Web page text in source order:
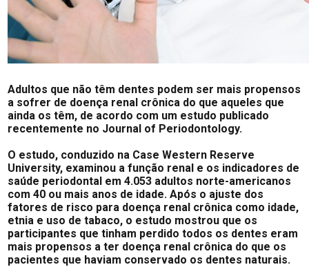
Adultos que não têm dentes podem ser mais propensos
a sofrer de doença renal crônica do que aqueles que
ainda os têm, de acordo com um estudo publicado
recentemente no Journal of Periodontology.
O estudo, conduzido na Case Western Reserve
University, examinou a função renal e os indicadores de
saúde periodontal em 4.053 adultos norte-americanos
com 40 ou mais anos de idade. Após o ajuste dos
fatores de risco para doença renal crônica como idade,
etnia e uso de tabaco, o estudo mostrou que os
participantes que tinham perdido todos os dentes eram
mais propensos a ter doença renal crônica do que os
pacientes que haviam conservado os dentes naturais.